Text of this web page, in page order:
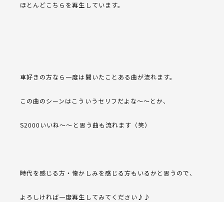
ほとんどこちらを再生しています。
車好きの方なら一度は聞いたことある曲が流れます。
この曲のシーンはこういうセリフだよな～～とか、
S2000いいね～～と思う曲も流れます（笑）
時代を感じる方・懐かしみを感じる方もいるかと思うので、
よろしければ一度再生してみてください♪♪